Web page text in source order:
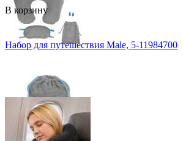
В корзину
Набор для путешествия Male, 5-11984700